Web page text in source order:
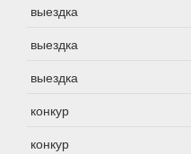
выездка
выездка
выездка
конкур
конкур